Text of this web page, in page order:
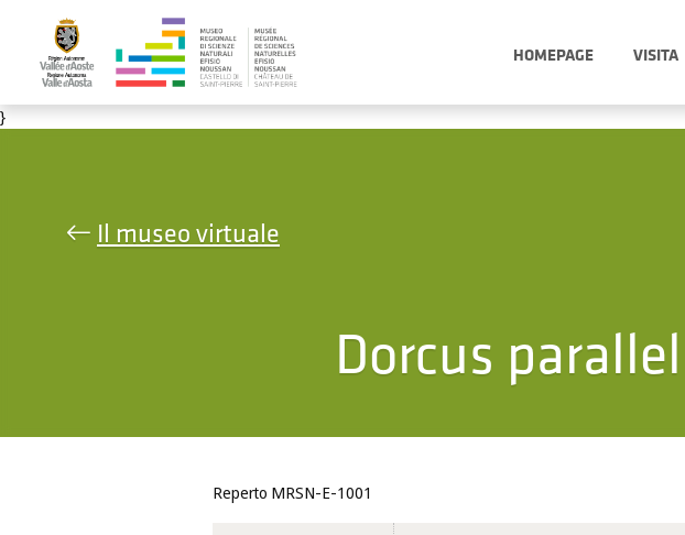
HOMEPAGE VISITA
}
Il museo virtuale
Dorcus
Reperto MRSN-E-1001